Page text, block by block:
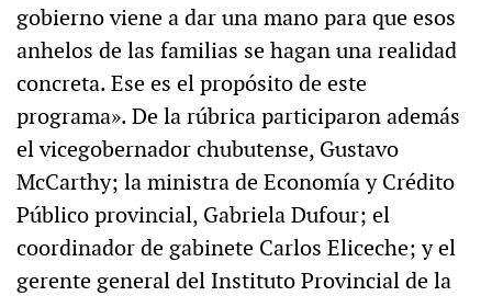
gobierno viene a dar una mano para que esos
anhelos de las familias se hagan una realidad
concreta. Ese es el propósito de este
programa». De la rúbrica participaron además
el vicegobernador chubutense, Gustavo
McCarthy; la ministra de Economía y Crédito
Público provincial, Gabriela Dufour; el
coordinador de gabinete Carlos Eliceche; y el
gerente general del Instituto Provincial de la